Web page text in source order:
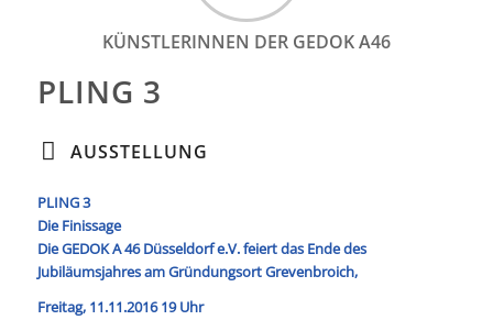
KÜNSTLERINNEN DER GEDOK A46
PLING 3
AUSSTELLUNG
PLING 3
Die Finissage
Die GEDOK A 46 Düsseldorf e.V. feiert das Ende des
Jubiläumsjahres am Gründungsort Grevenbroich,
Freitag, 11.11.2016 19 Uhr